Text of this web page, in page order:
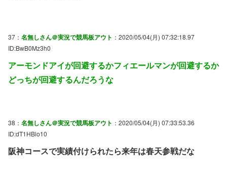
37： 名無しさん＠実況で競馬板アウト ：2020/05/04(月) 07:32:18.97
ID:BwB0Mz3h0
アーモンドアイが回避するかフィエールマンが回避するか
どっちが回避するんだろうな
38： 名無しさん＠実況で競馬板アウト ：2020/05/04(月) 07:33:53.36
ID:dT1HBlo10
阪神コースで実績付けられたら来年は春天参戦だな